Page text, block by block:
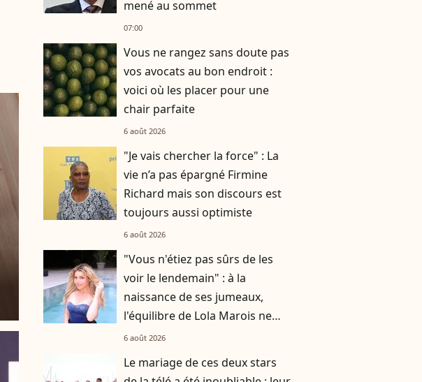
mené au sommet
07:00
Vous ne rangez sans doute pas
vos avocats au bon endroit :
voici où les placer pour une
chair parfaite
6 août 2026
"Je vais chercher la force" : La
vie n’a pas épargné Firmine
Richard mais son discours est
toujours aussi optimiste
6 août 2026
"Vous n'étiez pas sûrs de les
voir le lendemain" : à la
naissance de ses jumeaux,
l'équilibre de Lola Marois ne
tenait qu'à un fil
6 août 2026
Le mariage de ces deux stars